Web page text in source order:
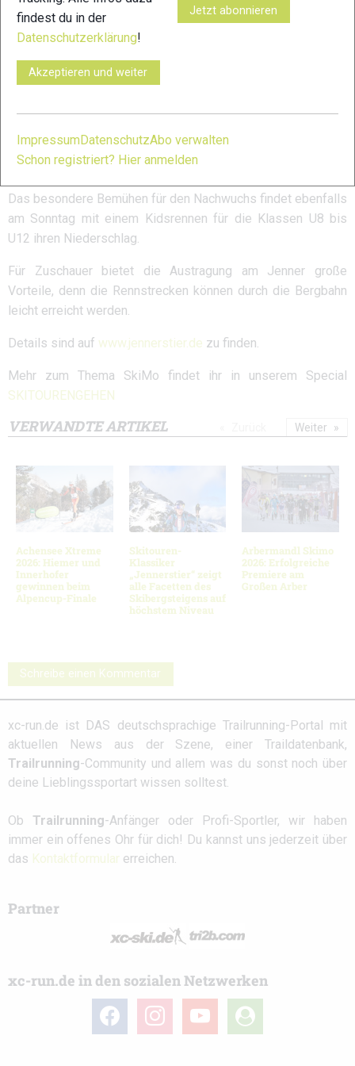
Ebenfalls am Samstag findet ein 3-er Teamstaffelrennen
statt. Dieser Bewerb ist für Jedermann offen uns spricht alle
Der zweite Wettkampftag Sonntag 16.2.2025 ist dem
Steinernem Meer bewältigen. Es gilt dabei, mehrere Anstiege
und Abfahrten, aber auch Tragepassagen zu bewältigen.
Das besondere Bemühen für den Nachwuchs findet ebenfalls
am Sonntag mit einem Kidsrennen für die Klassen U8 bis
U12 ihren Niederschlag.
Für Zuschauer bietet die Austragung am Jenner große
Vorteile, denn die Rennstrecken können durch die Bergbahn
leicht erreicht werden.
Details sind auf www.jennerstier.de zu finden.
Mehr zum Thema SkiMo findet ihr in unserem Special
SKITOURENGEHEN
VERWANDTE ARTIKEL
Achensee Xtreme
2026: Hiemer und
Innerhofer
gewinnen beim
Alpencup-Finale
Skitouren-
Klassiker
„Jennerstier“ zeigt
alle Facetten des
Skibergsteigens auf
höchstem Niveau
Arbermandl Skimo
2026: Erfolgreiche
Premiere am
Großen Arber
Weiter
Schreibe einen Kommentar
xc-run.de ist DAS deutschsprachige Trailrunning-Portal mit
aktuellen News aus der Szene, einer Traildatenbank,
Trailrunning-Community und allem was du sonst noch über
deine Lieblingssportart wissen solltest.
Ob Trailrunning-Anfänger oder Profi-Sportler, wir haben
immer ein offenes Ohr für dich! Du kannst uns jederzeit über
das Kontaktformular erreichen.
Partner
xc-run.de in den sozialen Netzwerken
facebook instagramyoutube
user-
circle
findest du in der
Datenschutzerklärung!
Akzeptieren und weiter
Jetzt abonnieren
ImpressumDatenschutzAbo verwalten
Schon registriert? Hier anmelden